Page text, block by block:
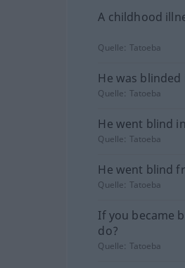
A childhood
Quelle: Tatoeba
He was
Quelle: Tatoeba
He went blind
Quelle: Tatoeba
He went blind
Quelle: Tatoeba
If you became
do?
Quelle: Tatoeba